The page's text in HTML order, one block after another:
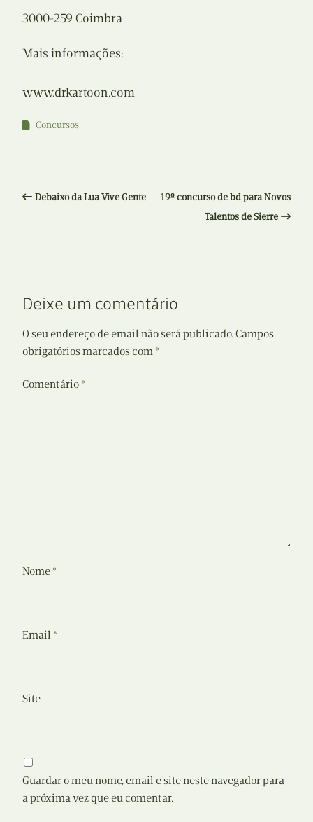
3000-259 Coimbra
Mais informações:
www.drkartoon.com
Concursos
Debaixo da Lua Vive Gente
19º concurso de bd para Novos
Talentos de Sierre
Deixe um comentário
O seu endereço de email não será publicado.Campos
obrigatórios marcados com *
Comentário *
Nome *
Email *
Site
Guardar o meu nome, email e site neste navegador para
a próxima vez que eu comentar.